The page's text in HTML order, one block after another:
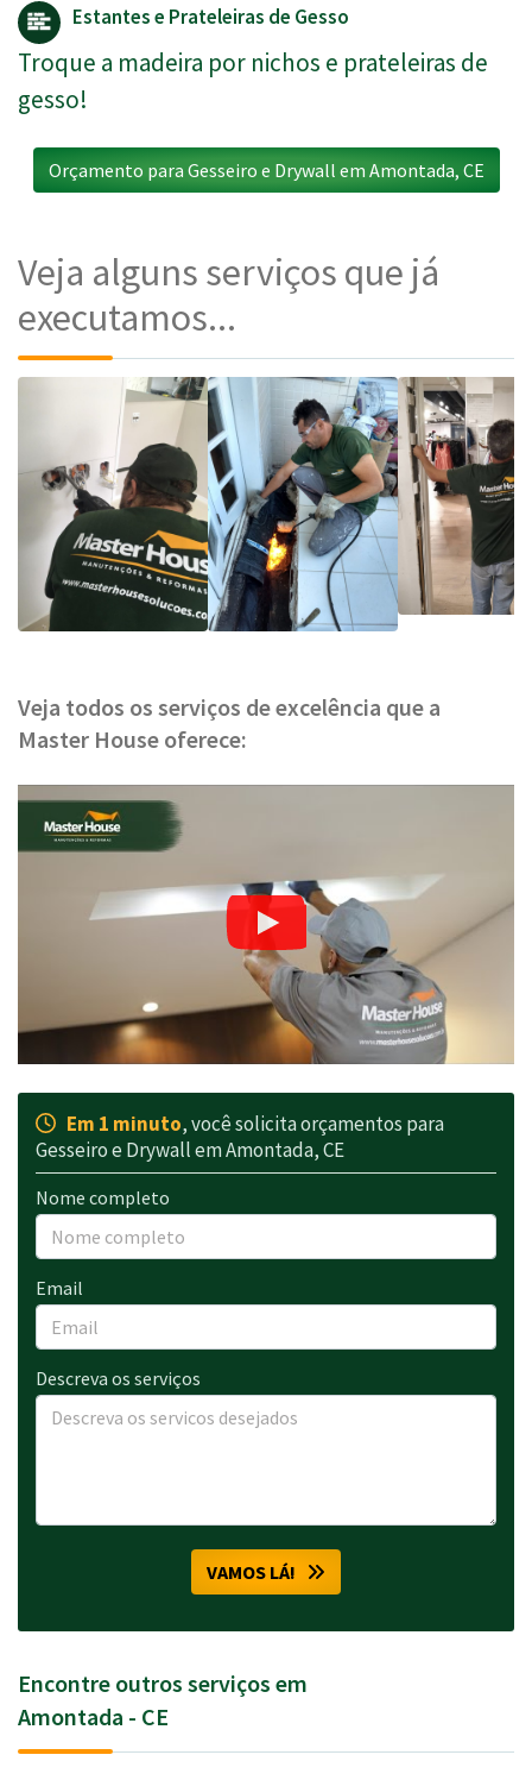
Estantes e Prateleiras de Gesso
Troque a madeira por nichos e prateleiras de
gesso!
Orçamento para Gesseiro e Drywall em Amontada, CE
Veja alguns serviços que já
executamos...
Veja todos os serviços de excelência que a
Master House oferece:
Em 1 minuto, você solicita orçamentos para
Gesseiro e Drywall em Amontada, CE
Nome completo
Email
Descreva os serviços
VAMOS LÁ!
Encontre outros serviços em
Amontada - CE